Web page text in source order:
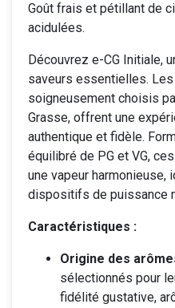
Goût frais et pétillant de
acidulées.
Découvrez e-CG Initiale,
saveurs essentielles.
soigneusement choisis
Grasse, offrent une
authentique et fidèle.
équilibré de PG et VG,
une vapeur harmonieuse,
dispositifs de puissance
Caractéristiques :
Origine des
sélectionnés pour
fidélité gustative,